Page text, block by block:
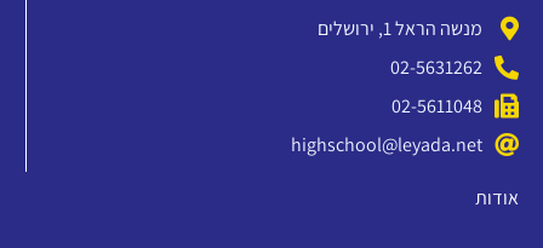
מנשה הראל 1, ירושלים
02-5631262
02-5611048
highschool@leyada.net
אודות